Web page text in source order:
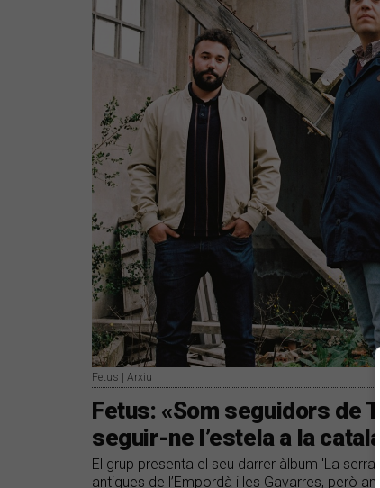
Fetus | Arxiu
Fetus: «Som seguidors de
seguir-ne l’estela a la
El grup presenta el seu darrer àlbum 'La
antigues de l’Empordà i les Gavarres, però